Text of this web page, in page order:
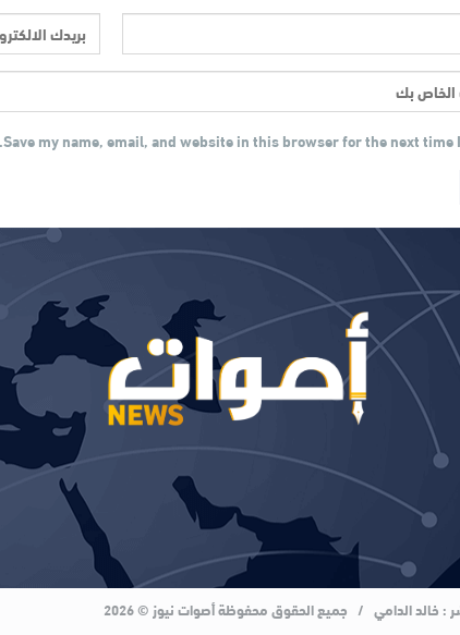
Save my name, email, and website in this browser for the next time
: خالد الدامي / جميع الحقوق محفوظة أصوات نيوز © 2026